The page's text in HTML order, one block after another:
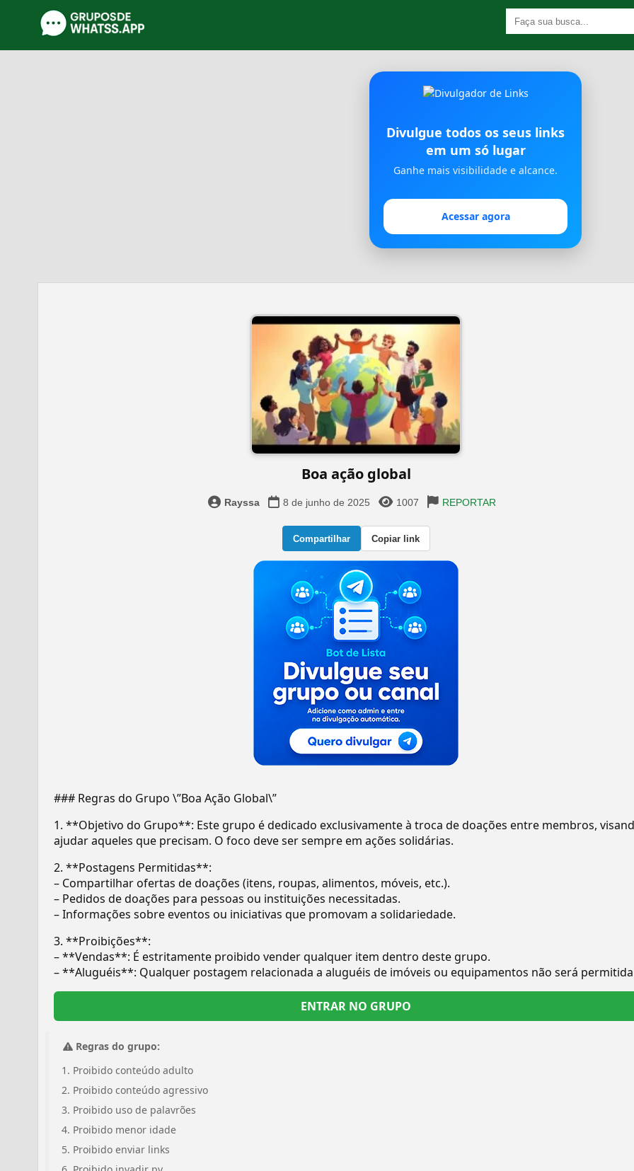
Divulgue todos os seus links
em um só lugar
Ganhe mais visibilidade e alcance.
Acessar agora
Boa ação global
Rayssa 8 de junho de 2025 1007 REPORTAR
Compartilhar Copiar link
### Regras do Grupo \”Boa Ação Global\”
1. **Objetivo do Grupo**: Este grupo é dedicado exclusivamente à troca de doações entre membros,
ajudar aqueles que precisam. O foco deve ser sempre em ações solidárias.
2. **Postagens Permitidas**:
– Compartilhar ofertas de doações (itens, roupas, alimentos, móveis, etc.).
– Pedidos de doações para pessoas ou instituições necessitadas.
– Informações sobre eventos ou iniciativas que promovam a solidariedade.
3. **Proibições**:
– **Vendas**: É estritamente proibido vender qualquer item dentro deste grupo.
– **Aluguéis**: Qualquer postagem relacionada a aluguéis de imóveis ou equipamentos não será
ENTRAR NO GRUPO
Regras do grupo:
Proibido conteúdo adulto
Proibido conteúdo agressivo
Proibido uso de palavrões
Proibido menor idade
Proibido enviar links